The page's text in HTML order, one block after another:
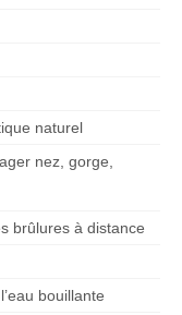
naturel
nez, gorge,
brûlures à distance
bouillante